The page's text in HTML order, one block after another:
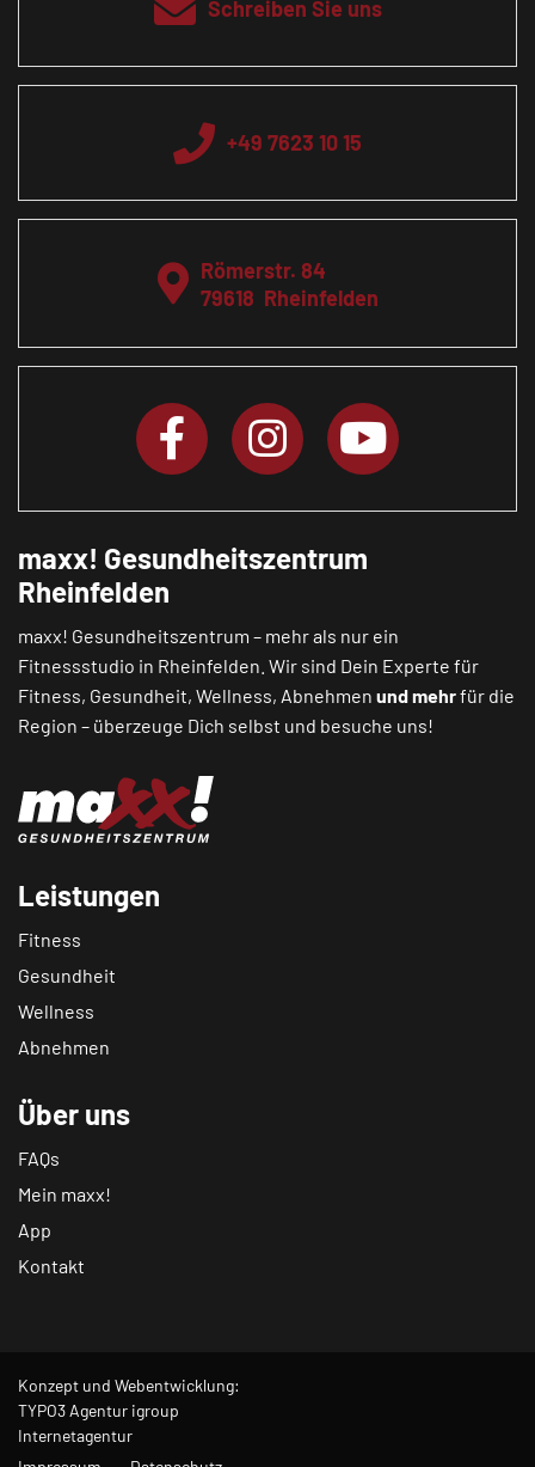
Schreiben Sie uns
+49 7623 10 15
Römerstr. 84
79618 Rheinfelden
maxx! Gesundheitszentrum
Rheinfelden
maxx! Gesundheitszentrum – mehr als nur ein
Fitnessstudio in Rheinfelden. Wir sind Dein Experte für
Fitness, Gesundheit, Wellness, Abnehmen und mehrfür die
Region – überzeuge Dich selbst und besuche uns!
Leistungen
Fitness
Gesundheit
Wellness
Abnehmen
Über uns
FAQs
Mein maxx!
App
Kontakt
Konzept und Webentwicklung:
TYPO3 Agentur igroup
Internetagentur